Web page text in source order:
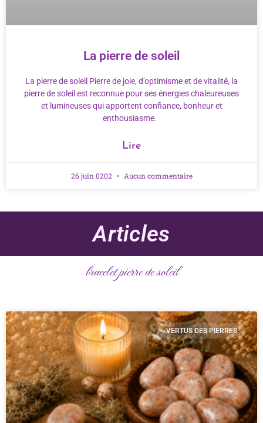
La pierre de soleil
La pierre de soleil Pierre de joie, d’optimisme et de vitalité, la
pierre de soleil est reconnue pour ses énergies chaleureuses
et lumineuses qui apportent confiance, bonheur et
enthousiasme.
Lire
26 juin 0202 Aucun commentaire
Articles
bracelet pierre de soleil
VERTUS DES PIERRES